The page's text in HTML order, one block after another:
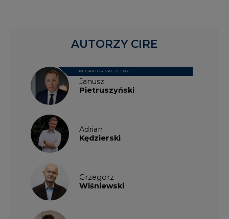
Janusz
Pietruszyński
REDAKTOR NACZELNY
Adrian
Kędzierski
Grzegorz
Wiśniewski
AUTORZY CIRE